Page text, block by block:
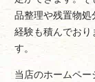
品整理や残置物
経験も積んでおり
す。
当店のホームペ